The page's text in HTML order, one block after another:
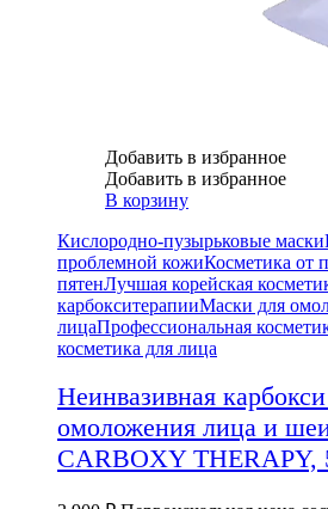
Добавить в избранное
Добавить в избранное
В корзину
Кислородно-пузырьковые маски
проблемной кожиКосметика от
пятенЛучшая корейская
карбокситерапииМаски для
лицаПрофессиональная
косметика для лица
Неинвазивная
омоложения лица и
CARBOXY THERAPY,